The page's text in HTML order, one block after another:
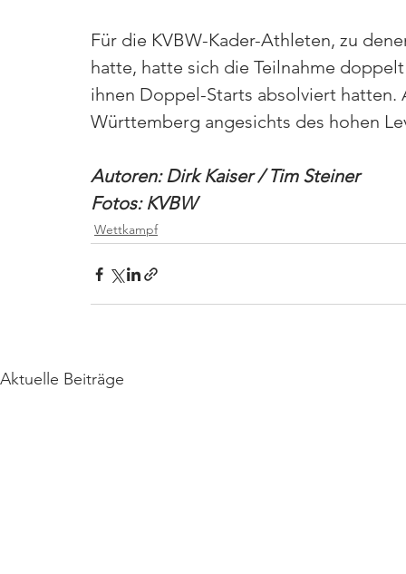
Für die KVBW-Kader-Athleten, zu
hatte, hatte sich die Teilnahme
ihnen Doppel-Starts absolviert hatten.
Württemberg angesichts des hohen
Autoren: Dirk Kaiser / Tim Steiner
Fotos: KVBW
Wettkampf
Aktuelle Beiträge